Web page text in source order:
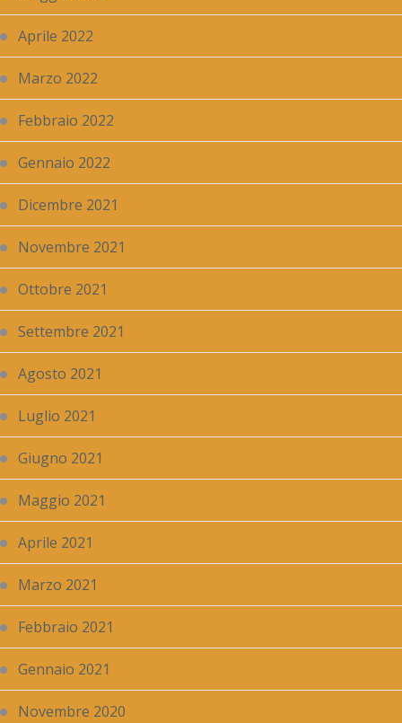
Aprile 2022
Marzo 2022
Febbraio 2022
Gennaio 2022
Dicembre 2021
Novembre 2021
Ottobre 2021
Settembre 2021
Agosto 2021
Luglio 2021
Giugno 2021
Maggio 2021
Aprile 2021
Marzo 2021
Febbraio 2021
Gennaio 2021
Novembre 2020